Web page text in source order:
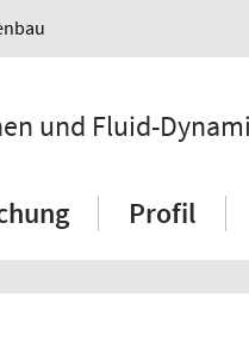
und Fluid-
Profil